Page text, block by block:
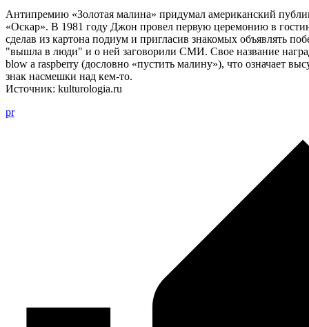
Антипремию «Золотая малина» придумал американский
«Оскар». В 1981 году Джон провел первую церемонию в
сделав из картона подиум и пригласив знакомых объявлять
"вышла в люди" и о ней заговорили СМИ. Свое название
blow a raspberry (дословно «пустить малину»), что означает
знак насмешки над кем-то.
Источник: kulturologia.ru
pr